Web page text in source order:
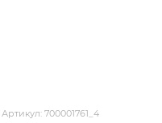
Артикул: 700001761_4